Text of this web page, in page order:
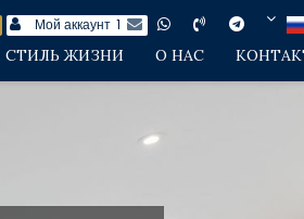
Мой аккаунт 1
СТИЛЬ ЖИЗНИ О НАС